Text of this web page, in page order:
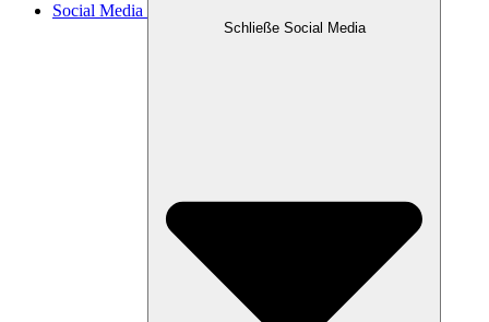
Social Media
Schließe Social Media